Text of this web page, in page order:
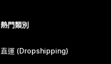
熱門類別
直運 (Dropshipping)